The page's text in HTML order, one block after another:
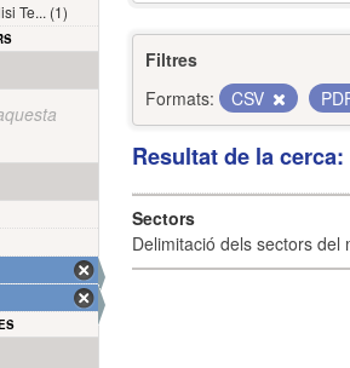
Filtres
Formats:
CSV
Resultat de la
Sectors
Delimitació dels sectors del
Te... (1)